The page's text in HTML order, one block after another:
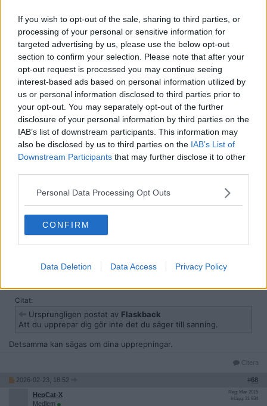
If you wish to opt-out of the sale, sharing to third parties, or
processing of your personal or sensitive information for
targeted advertising by us, please use the below opt-out
section to confirm your selection. Please note that after your
opt-out request is processed you may continue seeing
interest-based ads based on personal information utilized by
us or personal information disclosed to third parties prior to
your opt-out. You may separately opt-out of the further
disclosure of your personal information by third parties on the
IAB’s list of downstream participants. This information may
also be disclosed by us to third parties on the IAB’s List of
Downstream Participants that may further disclose it to other
Personal Data Processing Opt Outs
CONFIRM
Data Deletion Data Access Privacy Policy
med framföra sin kropp var mycket dåligt det med.
Så vad hände, jo sekten kom med sin fascism, och helt PLÖTSLIGT
så var allt detta okey igen.
Citera
Paris24
Inlägg: 15 853
Den politiska sida som mest styrs av dogmer och känslor är
naturligtvis Vänster. Finns inga Vänstersamhällen som fungerat
ändå röstar de vänster. Alla bra fungerande länder är Höger.
han är ju egentligen inte politiker utan främst narcissist och det
till sin gamla politik.
Citat:
Ursprungligen postat av Flaskback
Att du upprepar dig gör inte det du säger till sanning.
Detsamma kan sägas om dina upprepningar.
Citera
2026-02-23, 18:52 #68
HepCat-X
Medlem
Reg: Mar 2015
Inlägg: 31 934